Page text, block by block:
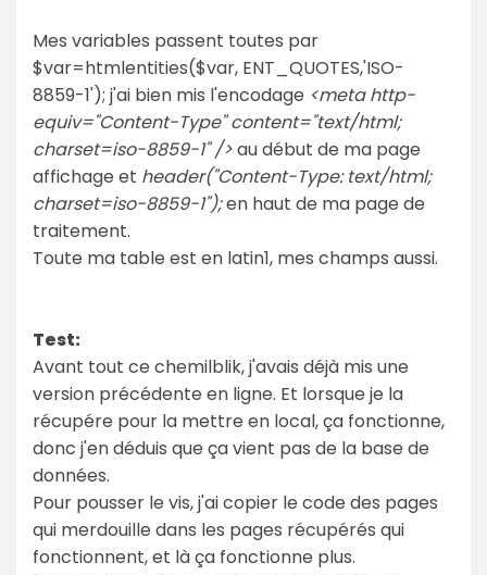
Mes variables passent toutes par
$var=htmlentities($var, ENT_QUOTES,'ISO-
8859-1'); j'ai bien mis l'encodage <meta http-
equiv="Content-Type" content="text/html;
charset=iso-8859-1" />au début de ma page
affichage et header("Content-Type: text/html;
charset=iso-8859-1");en haut de ma page de
traitement.
Toute ma table est en latin1, mes champs aussi.
Test:
Avant tout ce chemilblik, j'avais déjà mis une
version précédente en ligne. Et lorsque je la
récupére pour la mettre en local, ça fonctionne,
donc j'en déduis que ça vient pas de la base de
données.
Pour pousser le vis, j'ai copier le code des pages
qui merdouille dans les pages récupérés qui
fonctionnent, et là ça fonctionne plus.